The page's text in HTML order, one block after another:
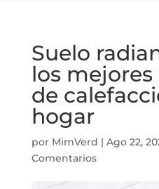
Suelo
los
de
hogar
por MimVerd | Ago 22,
Comentarios